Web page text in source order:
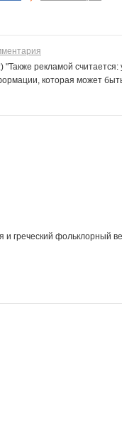
рекламой считается:
которая может
и греческий фольклорный